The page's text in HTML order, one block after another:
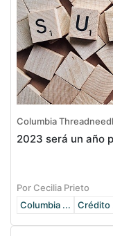
Columbia
2023 será un año
Por Cecilia Prieto
Columbia ...
Crédito